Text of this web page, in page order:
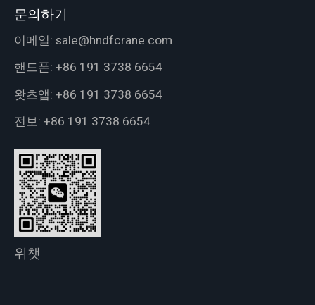
문의하기
이메일: sale@hndfcrane.com
핸드폰: +86 191 3738 6654
왓츠앱: +86 191 3738 6654
전보: +86 191 3738 6654
위챗